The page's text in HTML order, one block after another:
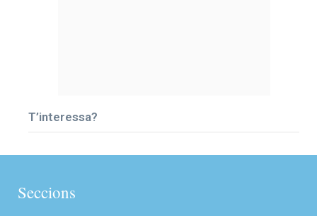
T’interessa?
Seccions